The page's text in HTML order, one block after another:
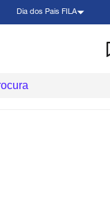
Dia dos Pais FILA